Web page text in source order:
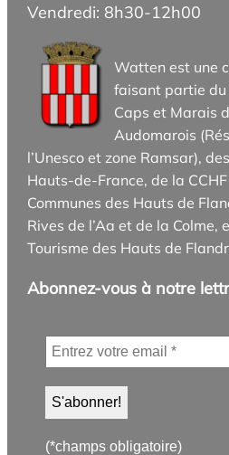
Vendredi: 8h30-12h00
Watten est une
faisant partie
Caps et Marais
Audomarois
l’Unesco et zone Ramsar),
Hauts-de-France, de la
Communes des Hauts de
Rives de l’Aa et de la Colme,
Tourisme des Hauts de
Abonnez-vous à notre
(*champs obligatoire)